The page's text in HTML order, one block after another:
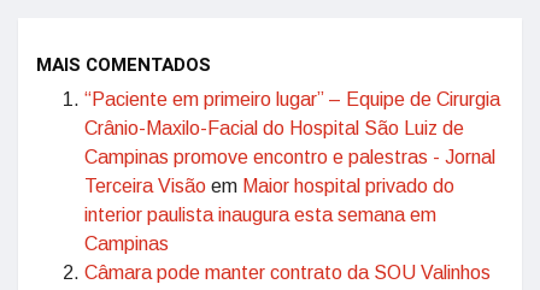
MAIS COMENTADOS
“Paciente em primeiro lugar” – Equipe de Cirurgia
Crânio-Maxilo-Facial do Hospital São Luiz de
Campinas promove encontro e palestras - Jornal
Terceira Visão em Maior hospital privado do
interior paulista inaugura esta semana em
Campinas
Câmara pode manter contrato da SOU Valinhos